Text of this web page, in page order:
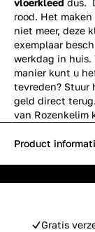
vloerkleed dus.
rood. Het
niet meer, deze
exemplaar
werkdag in huis.
manier kunt u
tevreden? Stuur
geld direct
van Rozenkelim
Gratis
Product